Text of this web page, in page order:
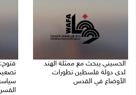
الحسيني يبحث مع ممثلة الهند
لدى دولة فلسطين تطورات
الأوضاع في القدس